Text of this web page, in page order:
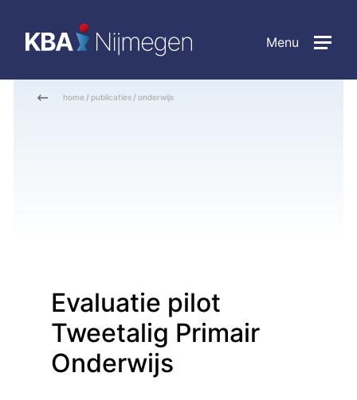
Menu
home / publicaties /onderwijs
Evaluatie pilot
Tweetalig Primair
Onderwijs